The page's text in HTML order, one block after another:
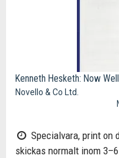
Kenneth Hesketh: Now
Novello & Co Ltd.
Specialvara, print on
skickas normalt inom